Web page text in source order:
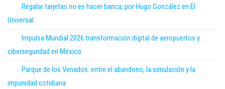
Regalar tarjetas no es hacer banca; por Hugo González en El
Universal
Impulsa Mundial 2026 transformación digital de aeropuertos y
ciberseguridad en México
Parque de los Venados: entre el abandono, la simulación y la
impunidad cotidiana